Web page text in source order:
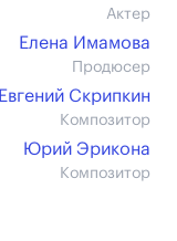
Актер
Елена Имамова
Продюсер
Евгений Скрипкин
Композитор
Юрий Эрикона
Композитор